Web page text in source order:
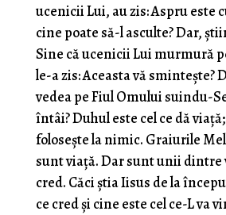
ucenicii Lui, au zis: Aspru este
cine poate să-l asculte? Dar,
Sine că ucenicii Lui murmură
le-a zis: Aceasta vă sminteşte?
vedea pe Fiul Omului suindu-
întâi? Duhul este cel ce dă
foloseşte la nimic. Graiurile
sunt viaţă. Dar sunt unii dintre
cred. Căci ştia Iisus de la
ce cred şi cine este cel ce-L va